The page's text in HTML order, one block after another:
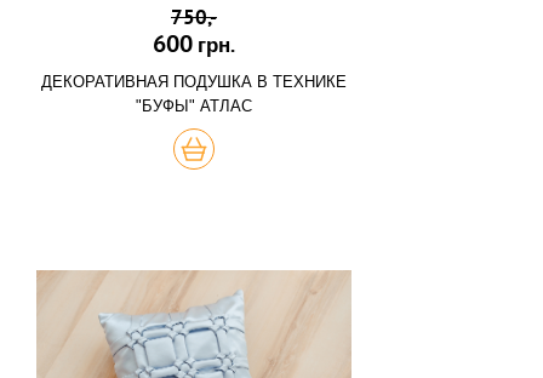
750,-
600 грн.
ДЕКОРАТИВНАЯ ПОДУШКА В ТЕХНИКЕ
"БУФЫ" АТЛАС
КУПИТЬ